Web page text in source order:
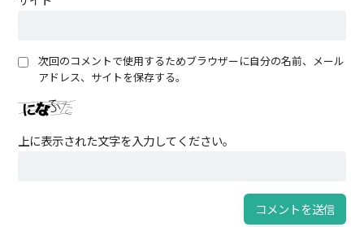
次回のコメントで使用するためブラウザーに自分の名前、メール
アドレス、サイトを保存する。
上に表示された文字を入力してください。